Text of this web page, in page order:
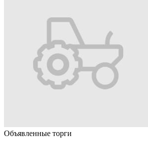
Объявленные торги